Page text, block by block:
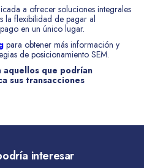
a ofrecer soluciones integrales
la flexibilidad de pagar al
en un único lugar.
para obtener más información y
de posicionamiento SEM.
aquellos que podrían
sus transacciones
interesar